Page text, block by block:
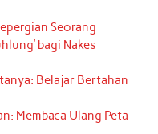
Seorang
bagi Nakes
Belajar Bertahan
Membaca Ulang Peta